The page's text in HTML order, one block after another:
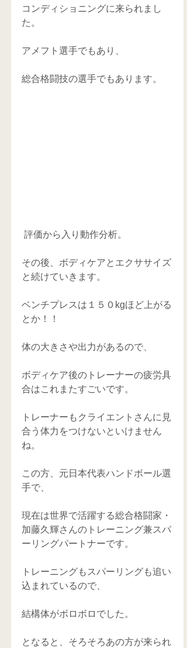
コンディショニングに来られまし
た。
アメフト選手でもあり、
総合格闘技の選手でもあります。
評価から入り動作分析。
その後、ボディケアとエクササイズ
と続けていきます。
ベンチプレスは１５０kgほど上がる
とか！！
体の大きさや出力があるので、
ボディケア後のトレーナーの疲労具
合はこれまたすごいです。
トレーナーもクライエントさんに見
合う体力をつけないといけません
ね。
この方、元日本代表ハンドボール選
手で、
現在は世界で活躍する総合格闘家・
加藤久輝さんのトレーニング兼スパ
ーリングパートナーです。
トレーニングもスパーリングも追い
込まれているので、
結構体がボロボロでした。
となると、そろそろあの方が来られ